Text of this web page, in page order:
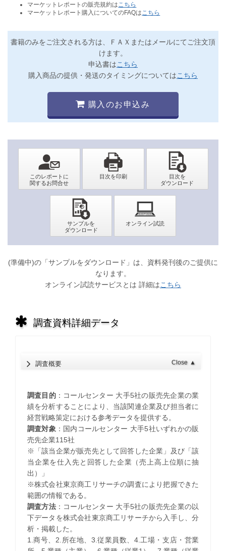
マーケットレポートの販売規約は こちら
マーケットレポート購入についてのFAQは こちら
書籍のみをご注文される方は、ＦＡＸまたはメールにてご注文頂
けます。
申込書はこちら
購入商品の提供・発送のタイミングについてはこちら
購入のお申込み
(準備中)の「サンプルをダウンロード」は、資料発刊後のご提供に
なります。
オンライン試読サービスとは 詳細はこちら
調査資料詳細データ
調査概要 Close ▲
調査目的：コールセンター 大手5社の販売先企業の業
績を分析することにより、当該関連企業及び担当者に
経営戦略策定における参考データを提供する。
調査対象 ：国内コールセンター 大手5社いずれかの販
売先企業115社
※「該当企業が販売先として回答した企業」及び「該
当企業を仕入先と回答した企業（売上高上位順に抽
出）」
※株式会社東京商工リサーチの調査により把握できた
範囲の情報である。
調査方法：コールセンター 大手5社の販売先企業の以
下データを株式会社東京商工リサーチから入手し、分
析・掲載した。
1.商号、2.所在地、3.従業員数、4.工場・支店・営業